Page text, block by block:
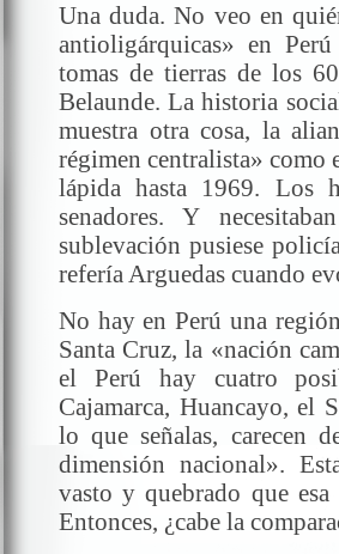
Una duda. No veo en
antioligárquicas» en
tomas de tierras de los
Belaunde. La historia
muestra otra cosa, la
régimen centralista» como
lápida hasta 1969. Los
senadores. Y
sublevación pusiese
refería Arguedas cuando
No hay en Perú una
Santa Cruz, la «nación
el Perú hay cuatro
Cajamarca, Huancayo, el
lo que señalas, carecen
dimensión nacional».
vasto y quebrado que
Entonces, ¿cabe la